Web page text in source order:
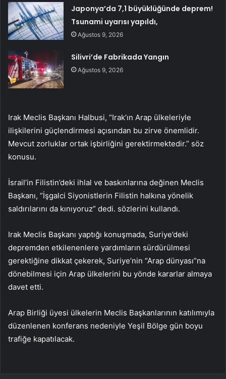
Japonya’da 7,1 büyüklüğünde deprem!
Tsunami uyarısı yapıldı,
Ağustos 9, 2026
Silivri’de Fabrikada Yangın
Ağustos 9, 2026
Irak Meclis Başkanı Halbusi, “Irak’ın Arap ülkeleriyle
ilişkilerini güçlendirmesi açısından bu zirve önemlidir.
Mevcut zorluklar ortak işbirliğini gerektirmektedir.” söz
konusu.
İsrail’in Filistin’deki ihlal ve baskınlarına değinen Meclis
Başkanı, “İşgalci Siyonistlerin Filistin halkına yönelik
saldırılarını da kınıyoruz” dedi. sözlerini kullandı.
Irak Meclis Başkanı yaptığı konuşmada, Suriye’deki
depremden etkilenenlere yardımların sürdürülmesi
gerektiğine dikkat çekerek, Suriye’nin “Arap dünyası”na
dönebilmesi için Arap ülkelerini bu yönde kararlar almaya
davet etti.
Arap Birliği üyesi ülkelerin Meclis Başkanlarının katılımıyla
düzenlenen konferans nedeniyle Yeşil Bölge gün boyu
trafiğe kapatılacak.